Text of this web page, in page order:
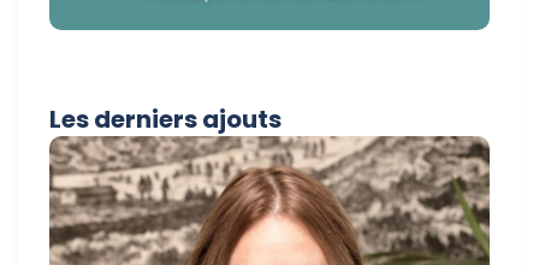
Les derniers ajouts